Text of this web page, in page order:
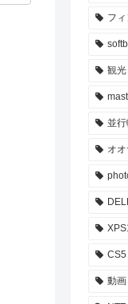
フ
観光
並行
オ
CS5
動画